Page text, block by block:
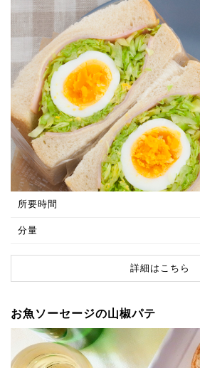
所要時間
分量
詳細はこちら
お魚ソーセージの山椒パテ